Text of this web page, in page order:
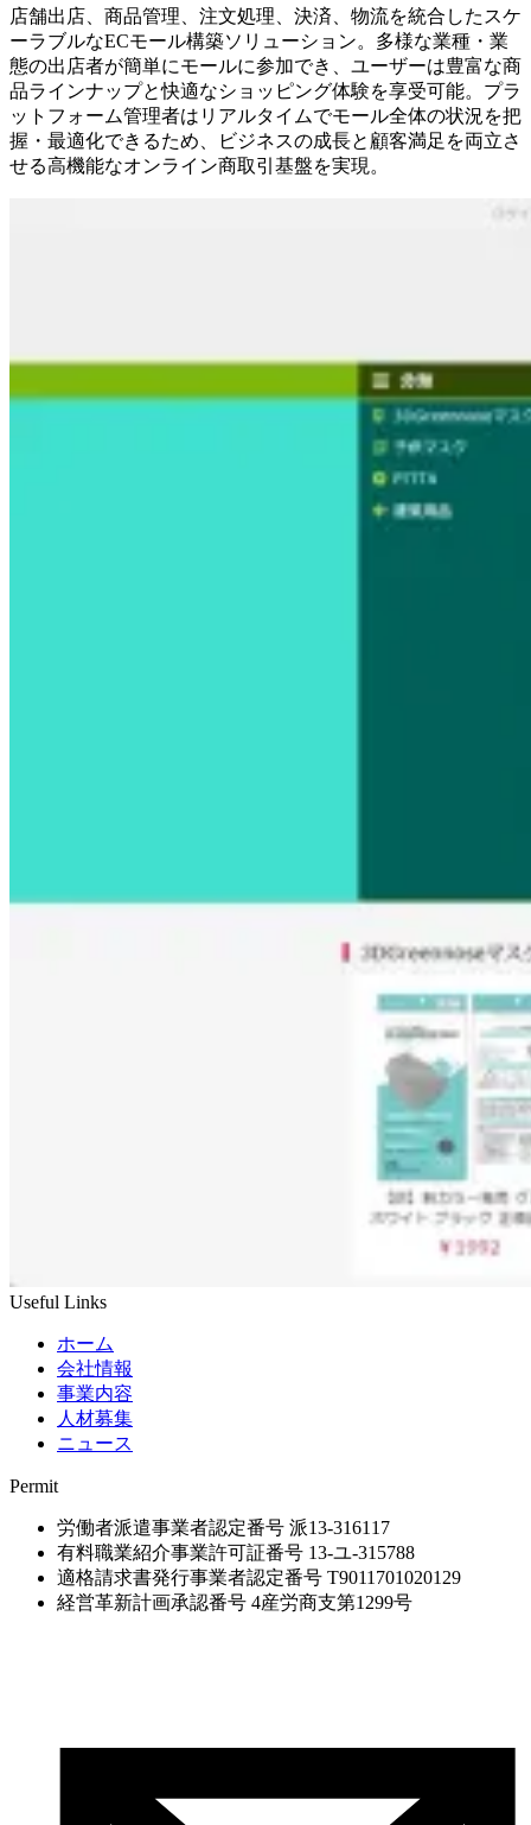
店舗出店、商品管理、注文処理、決済、物流を統合したスケ
ーラブルなECモール構築ソリューション。多様な業種・業
態の出店者が簡単にモールに参加でき、ユーザーは豊富な商
品ラインナップと快適なショッピング体験を享受可能。プラ
ットフォーム管理者はリアルタイムでモール全体の状況を把
握・最適化できるため、ビジネスの成長と顧客満足を両立さ
せる高機能なオンライン商取引基盤を実現。
Useful Links
ホーム
会社情報
事業内容
人材募集
ニュース
Permit
労働者派遣事業者認定番号 派13-316117
有料職業紹介事業許可証番号 13-ユ-315788
適格請求書発行事業者認定番号 T9011701020129
経営革新計画承認番号 4産労商支第1299号